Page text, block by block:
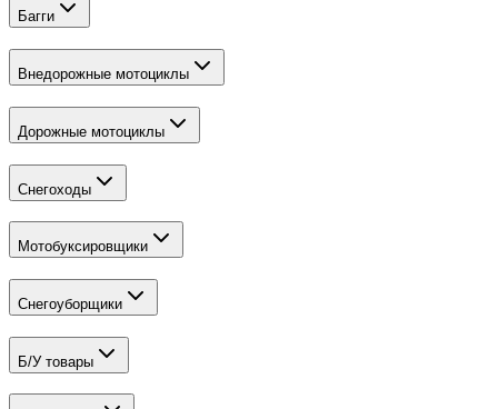
Багги
Внедорожные мотоциклы
Дорожные мотоциклы
Снегоходы
Мотобуксировщики
Снегоуборщики
Б/У товары